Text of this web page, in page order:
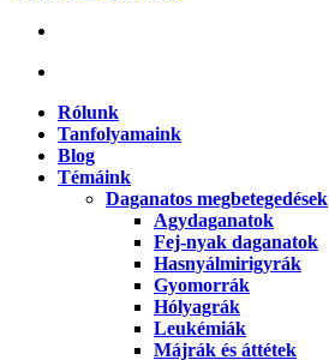
Menu
search
Menu Rólunk
Tanfolyamaink
Blog
Témáink
Daganatos megbetegedések
Agydaganatok
Fej-nyak daganatok
Hasnyálmirigyrák
Gyomorrák
Hólyagrák
Leukémiák
Májrák és áttétek